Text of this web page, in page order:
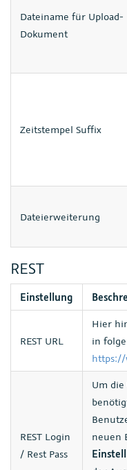
Dateiname für Upload-
Dokument
Zeitstempel Suffix
Dateierweiterung
REST
Einstellung
REST URL
Hier
in
https://
REST Login
/ Rest Pass
Um
neuen